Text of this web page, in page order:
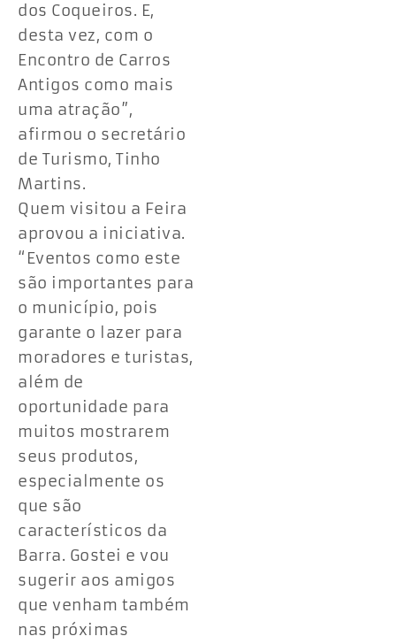
dos Coqueiros. E,
desta vez, com o
Encontro de Carros
Antigos como mais
uma atração”,
afirmou o secretário
de Turismo, Tinho
Martins.
Quem visitou a Feira
aprovou a iniciativa.
“Eventos como este
são importantes para
o município, pois
garante o lazer para
moradores e turistas,
além de
oportunidade para
muitos mostrarem
seus produtos,
especialmente os
que são
característicos da
Barra. Gostei e vou
sugerir aos amigos
que venham também
nas próximas